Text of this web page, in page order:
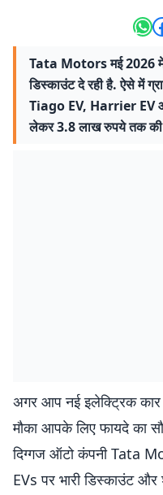
Tata Motors मई 2026 में
डिस्काउंट दे रही है. ऐसे में
Tiago EV, Harrier EV
लेकर 3.8 लाख रुपये तक की
अगर आप नई इलेक्ट्रिक कार
मौका आपके लिए फायदे का
दिग्गज ऑटो कंपनी Tata
EVs पर भारी डिस्काउंट